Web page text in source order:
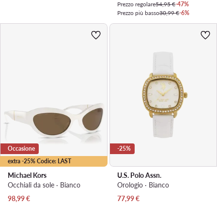
Prezzo regolare54,95 €-47%
Prezzo più basso30,99 €-6%
extra -25% Codice: LAST
Occasione
Michael Kors
Occhiali da sole · Bianco
Prezzo attuale
98,99€
-25%
U.S. Polo Assn.
Orologio · Bianco
Prezzo attuale
77,99€